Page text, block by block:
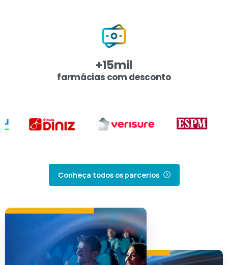
+15mil
farmácias com desconto
Conheça todos os parcerios